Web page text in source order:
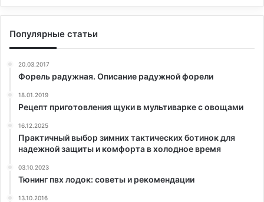
Популярные статьи
20.03.2017
Форель радужная. Описание радужной форели
18.01.2019
Рецепт приготовления щуки в мультиварке с овощами
16.12.2025
Практичный выбор зимних тактических ботинок для
надежной защиты и комфорта в холодное время
03.10.2023
Тюнинг пвх лодок: советы и рекомендации
13.10.2016